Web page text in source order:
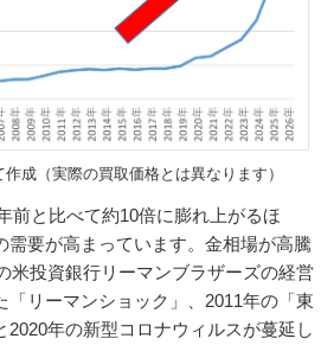
成（実際の買取価格とは異なります）
前と比べて約10倍に膨れ上がるほ
需要が高まっています。金相場が高騰
米投資銀行リーマンブラザーズの経営
「リーマンショック」、2011年の「東
2020年の新型コロナウィルスが蔓延し